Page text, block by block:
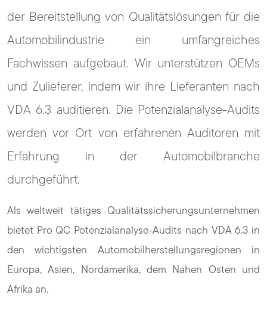
der Bereitstellung von Qualitätslösungen für die
Automobilindustrie ein umfangreiches
Fachwissen aufgebaut. Wir unterstützen OEMs
und Zulieferer, indem wir ihre Lieferanten nach
VDA 6.3 auditieren. Die Potenzialanalyse-Audits
werden vor Ort von erfahrenen Auditoren mit
Erfahrung in der Automobilbranche
durchgeführt.
Als weltweit tätiges Qualitätssicherungsunternehmen
bietet Pro QC Potenzialanalyse-Audits nach VDA 6.3 in
den wichtigsten Automobilherstellungsregionen in
Europa, Asien, Nordamerika, dem Nahen Osten und
Afrika an.